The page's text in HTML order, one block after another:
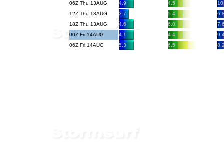
06Z Thu 13AUG
4.9 4.5
12Z Thu 13AUG
3.7 5.4
18Z Thu 13AUG
4.6 6.0
00Z Fri 14AUG
4.1 4.4
06Z Fri 14AUG
5.3 6.5